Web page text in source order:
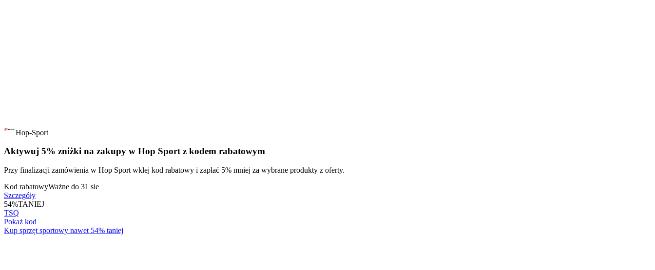
Hop-Sport
Aktywuj 5% zniżki na zakupy w Hop Sport z kodem rabatowym
Przy finalizacji zamówienia w Hop Sport wklej kod rabatowy i zapłać 5% mniej za wybrane produkty z oferty.
Kod rabatowyWażne do 31 sie
Szczegóły
54%TANIEJ
TSQ
Pokaż kod
Kup sprzęt sportowy nawet 54% taniej